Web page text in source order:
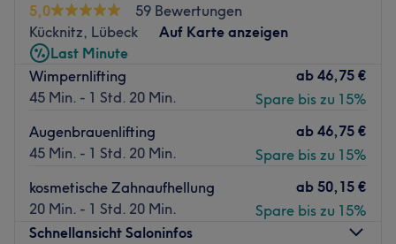
5,0
59 Bewertungen
Kücknitz, Lübeck
Auf Karte anzeigen
Last Minute
Wimpernlifting
45 Min. - 1 Std. 20 Min.
ab 46,75 €
Spare bis zu 15%
Augenbrauenlifting
45 Min. - 1 Std. 20 Min.
ab 46,75 €
Spare bis zu 15%
kosmetische Zahnaufhellung
20 Min. - 1 Std. 20 Min.
ab 50,15 €
Spare bis zu 15%
Schnellansicht Saloninfos